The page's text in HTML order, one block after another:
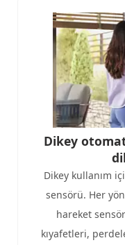
Dikey
Dikey kullanım
sensörü. Her
hareket
kıyafetleri,